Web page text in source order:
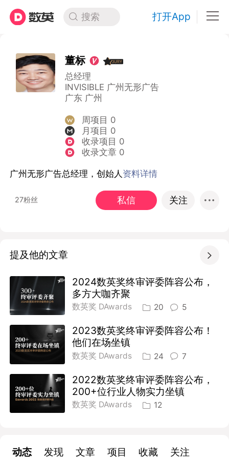
搜索 打开App
董标
总经理
INVISIBLE 广州无形广告
广东 广州
周项目 0
月项目 0
收录项目 0
收录文章 0
广州无形广告总经理，创始人 资料详情
27粉丝 私信 关注
提及他的文章 
2024数英奖终审评委阵容公布，
多方大咖齐聚
数英奖 DAwards 20 5
2023数英奖终审评委阵容公布！
他们在场坐镇
数英奖 DAwards 24 7
2022数英奖终审评委阵容公布，
200+位行业人物实力坐镇
数英奖 DAwards 12
动态 发现 文章 项目 收藏 关注